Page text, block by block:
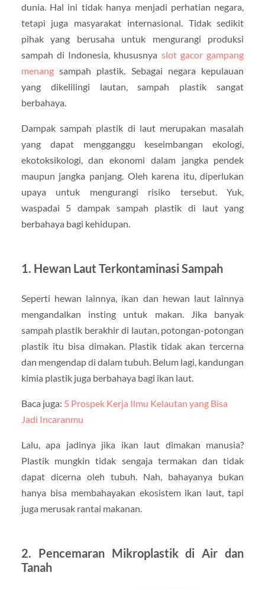
dunia. Hal ini tidak hanya menjadi perhatian negara,
tetapi juga masyarakat internasional. Tidak sedikit
pihak yang berusaha untuk mengurangi produksi
sampah di Indonesia, khususnya slot gacor gampang
menangsampah plastik. Sebagai negara kepulauan
yang dikelilingi lautan, sampah plastik sangat
berbahaya.
Dampak sampah plastik di laut merupakan masalah
yang dapat mengganggu keseimbangan ekologi,
ekotoksikologi, dan ekonomi dalam jangka pendek
maupun jangka panjang. Oleh karena itu, diperlukan
upaya untuk mengurangi risiko tersebut. Yuk,
waspadai 5 dampak sampah plastik di laut yang
berbahaya bagi kehidupan.
1. Hewan Laut Terkontaminasi Sampah
Seperti hewan lainnya, ikan dan hewan laut lainnya
mengandalkan insting untuk makan. Jika banyak
sampah plastik berakhir di lautan, potongan-potongan
plastik itu bisa dimakan. Plastik tidak akan tercerna
dan mengendap di dalam tubuh. Belum lagi, kandungan
kimia plastik juga berbahaya bagi ikan laut.
Baca juga: 5 Prospek Kerja Ilmu Kelautan yang Bisa
Jadi Incaranmu
Lalu, apa jadinya jika ikan laut dimakan manusia?
Plastik mungkin tidak sengaja termakan dan tidak
dapat dicerna oleh tubuh. Nah, bahayanya bukan
hanya bisa membahayakan ekosistem ikan laut, tapi
juga merusak rantai makanan.
2. Pencemaran Mikroplastik di Air dan
Tanah